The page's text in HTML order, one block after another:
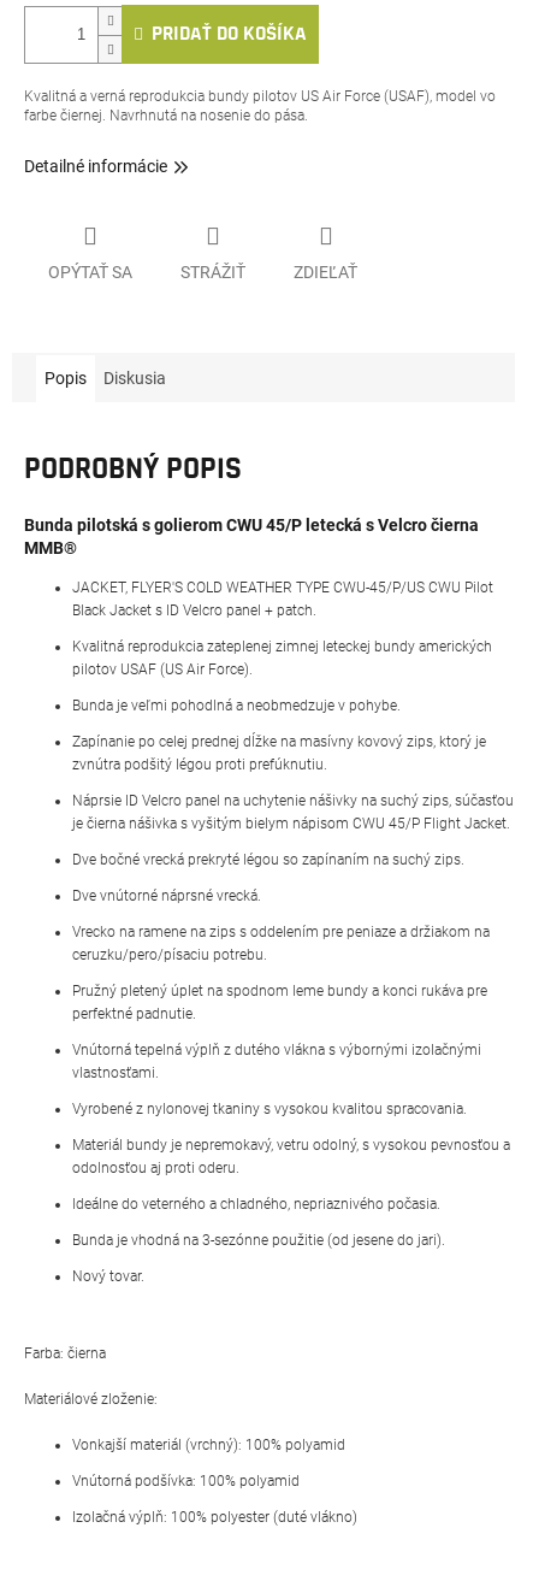
PRIDAŤ DO KOŠÍKA
Kvalitná a verná reprodukcia bundy pilotov US Air Force (USAF), model vo
farbe čiernej. Navrhnutá na nosenie do pása.
Detailné informácie
OPÝTAŤ SA STRÁŽIŤ ZDIEĽAŤ
Popis Diskusia
PODROBNÝ POPIS
Bunda pilotská s golierom CWU 45/P letecká s Velcro čierna
MMB®
JACKET, FLYER'S COLD WEATHER TYPE CWU-45/P/US CWU Pilot
Black Jacket s ID Velcro panel + patch.
Kvalitná reprodukcia zateplenej zimnej leteckej bundy amerických
pilotov USAF (US Air Force).
Bunda je veľmi pohodlná a neobmedzuje v pohybe.
Zapínanie po celej prednej dĺžke na masívny kovový zips, ktorý je
zvnútra podšitý légou proti prefúknutiu.
Náprsie ID Velcro panel na uchytenie nášivky na suchý zips, súčasťou
je čierna nášivka s vyšitým bielym nápisom CWU 45/P Flight Jacket.
Dve bočné vrecká prekryté légou so zapínaním na suchý zips.
Dve vnútorné náprsné vrecká.
Vrecko na ramene na zips s oddelením pre peniaze a držiakom na
ceruzku/pero/písaciu potrebu.
Pružný pletený úplet na spodnom leme bundy a konci rukáva pre
perfektné padnutie.
Vnútorná tepelná výplň z dutého vlákna s výbornými izolačnými
vlastnosťami.
Vyrobené z nylonovej tkaniny s vysokou kvalitou spracovania.
Materiál bundy je nepremokavý, vetru odolný, s vysokou pevnosťou a
odolnosťou aj proti oderu.
Ideálne do veterného a chladného, nepriaznivého počasia.
Bunda je vhodná na 3-sezónne použitie (od jesene do jari).
Nový tovar.
Farba: čierna
Materiálové zloženie:
Vonkajší materiál (vrchný): 100% polyamid
Vnútorná podšívka: 100% polyamid
Izolačná výplň: 100% polyester (duté vlákno)